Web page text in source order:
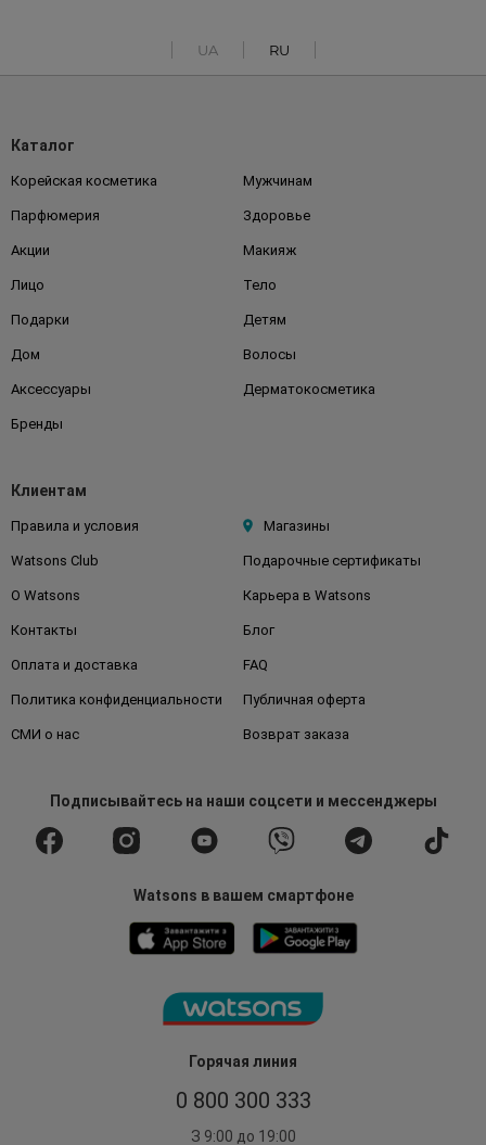
UA RU
Горячая линия
0 800 300 333
З 9:00 до 19:00
Каталог
Корейская косметика Мужчинам
Парфюмерия Здоровье
Акции Макияж
Лицо Тело
Подарки Детям
Дом Волосы
Аксессуары Дерматокосметика
Бренды
Клиентам
Правила и условия Магазины
Watsons Club Подарочные сертификаты
О Watsons Карьера в Watsons
Контакты Блог
Оплата и доставка FAQ
Политика конфиденциальности Публичная оферта
СМИ о нас Возврат заказа
Подписывайтесьна наши соцсети и мессенджеры
Watsons в вашем смартфоне